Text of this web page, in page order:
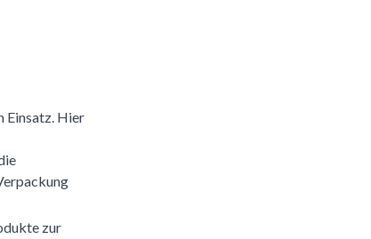
Einsatz. Hier
zur